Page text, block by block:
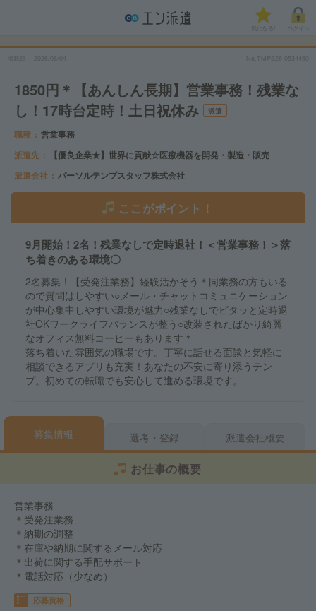
気になる!
2026/08/04 No.TMPE26-0534460
1850円＊【あんしん長期】営業事務！残業な
し！17時台定時！土日祝休み
派遣
職種
営業事務
派遣先
【優良企業★】世界に貢献☆医療機器を開発・製造・販売
派遣会社
パーソルテンプスタッフ株式会社
ここがポイント！
9月開始！2名！残業なしで定時退社！＜営業事務！＞落
ち着きのある環境〇
2名募集！【受発注業務】経験活かそう＊同業務の方もいる
ので質問はしやすい○メール・チャットコミュニケーション
が中心集中しやすい環境が魅力○残業なしでピタッと定時退
社OKワークライフバランスが整う○改装されたばかり綺麗
なオフィス無料コーヒーもあります＊
落ち着いた雰囲気の職場です。丁寧に話せる面談と気軽に
相談できるアプリも充実！あなたの不安に寄り添うテン
プ。初めての転職でも安心して進める環境です。
募集情報 選考・登録 派遣会社概要
お仕事の概要
営業事務
＊受発注業務
＊納期の調整
＊在庫や納期に関するメール対応
＊出荷に関する手配サポート
＊電話対応（少なめ）
応募資格